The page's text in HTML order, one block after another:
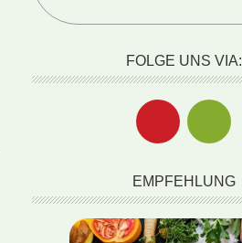
FOLGE UNS VIA:
EMPFEHLUNG